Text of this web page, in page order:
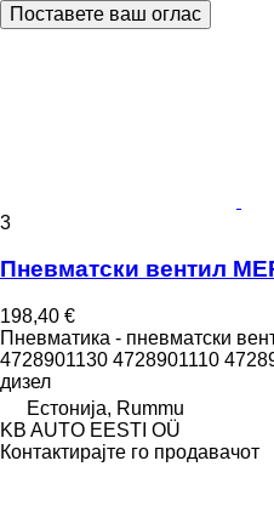
Поставете ваш оглас
3
Пневматски вентил
198,40 €
Пневматика - пневматски
4728901130 4728901110
дизел
Естонија, Rummu
KB AUTO EESTI OÜ
Контактирајте го продавачот